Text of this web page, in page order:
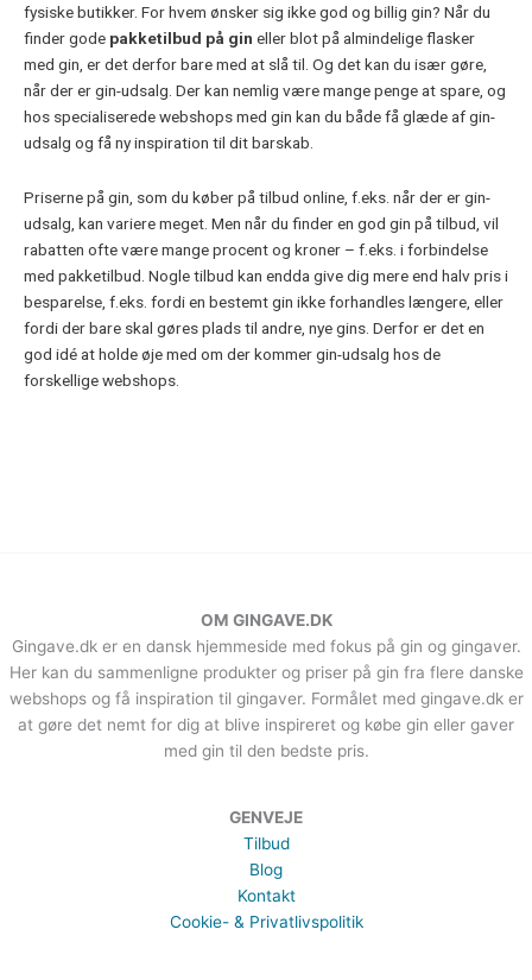
fysiske butikker. For hvem ønsker sig ikke god og billig gin? Når du
finder gode pakketilbud på gin eller blot på almindelige flasker
med gin, er det derfor bare med at slå til. Og det kan du især gøre,
når der er gin-udsalg. Der kan nemlig være mange penge at spare, og
hos specialiserede webshops med gin kan du både få glæde af gin-
udsalg og få ny inspiration til dit barskab.
Priserne på gin, som du køber på tilbud online, f.eks. når der er gin-
udsalg, kan variere meget. Men når du finder en god gin på tilbud, vil
rabatten ofte være mange procent og kroner – f.eks. i forbindelse
med pakketilbud. Nogle tilbud kan endda give dig mere end halv pris i
besparelse, f.eks. fordi en bestemt gin ikke forhandles længere, eller
fordi der bare skal gøres plads til andre, nye gins. Derfor er det en
god idé at holde øje med om der kommer gin-udsalg hos de
forskellige webshops.
OM GINGAVE.DK
Gingave.dk er en dansk hjemmeside med fokus på gin og gingaver.
Her kan du sammenligne produkter og priser på gin fra flere danske
webshops og få inspiration til gingaver. Formålet med gingave.dk er
at gøre det nemt for dig at blive inspireret og købe gin eller gaver
med gin til den bedste pris.
GENVEJE
Tilbud
Blog
Kontakt
Cookie- & Privatlivspolitik